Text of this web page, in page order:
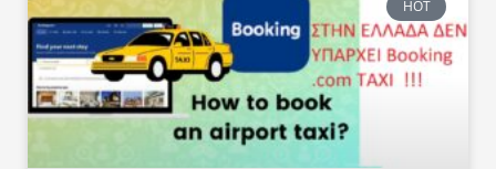
HOT